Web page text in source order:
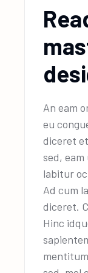
An eam
eu
diceret
sed,
labitur
Ad cum
diceret.
Hinc